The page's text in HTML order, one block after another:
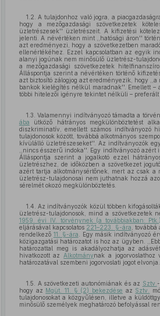
1.2. A tulajdonhoz való jogra, a
hogy a mezőgazdasági szövetkezetek
üzletrészesek'' üzletrészeit. A kifizetési
jelenti. A névértéken mint ,,hatósági áron''
azt eredményezi, hogy a szövetkezetben
ellenértékéhez. Ezzel kapcsolatban az egyik
alanyi jogúnak nem minősülő üzletrész-
a mezőgazdasági szövetkezetek
Álláspontja szerint a névértéken történő
azt biztosító zálogjog azt eredményezik, hogy
bankok kielégítés nélkül maradnak''. Emellett –
többi hitelezői igényre tekintet nélküli –
1.3. Valamennyi indítványozó támadta a
ába ütköző hátrányos megkülönböztetést
diszkriminatív, emellett számos indítványozó
tulajdonosok között, továbbá alkotmányos
kívülálló üzletrészeseket''. Az indítványozók
,,nincs ésszerű indoka''. Egy indítványozó azért
Álláspontja szerint a jogalkotó ezzel
üzletrészhez, de időközben a szövetkezet
azért tartja alkotmánysértőnek, mert az csak
üzletrész-tulajdonosai nem juthatnak hozzá
sérelmét okozó megkülönböztetés.
1.4. Az indítványozók közül többen
üzletrész-tulajdonosok, mind a szövetkezetek
1959. évi IV. törvénynek (a továbbiakban: Ptk.)
eljárásával kapcsolatos 221–223. §-ára ,
rendelkező 11. §-ára . Egy másik indítványozó
közigazgatási határozatot is hoz az ügyben.
határozattal meg is akadályozhatja az
hivatkozott az Alkotmánynak a jogorvoslathoz
határozatával szembeni jogorvoslati jogot elvonja.
1.5. A szövetkezeti autonómiának és az Sztv.
hogy az Mgüt. 11. § (2) bekezdése az Sztv.
tulajdonosokat a közgyűlésen, illetve a
minősülő személyek meghatározó befolyással